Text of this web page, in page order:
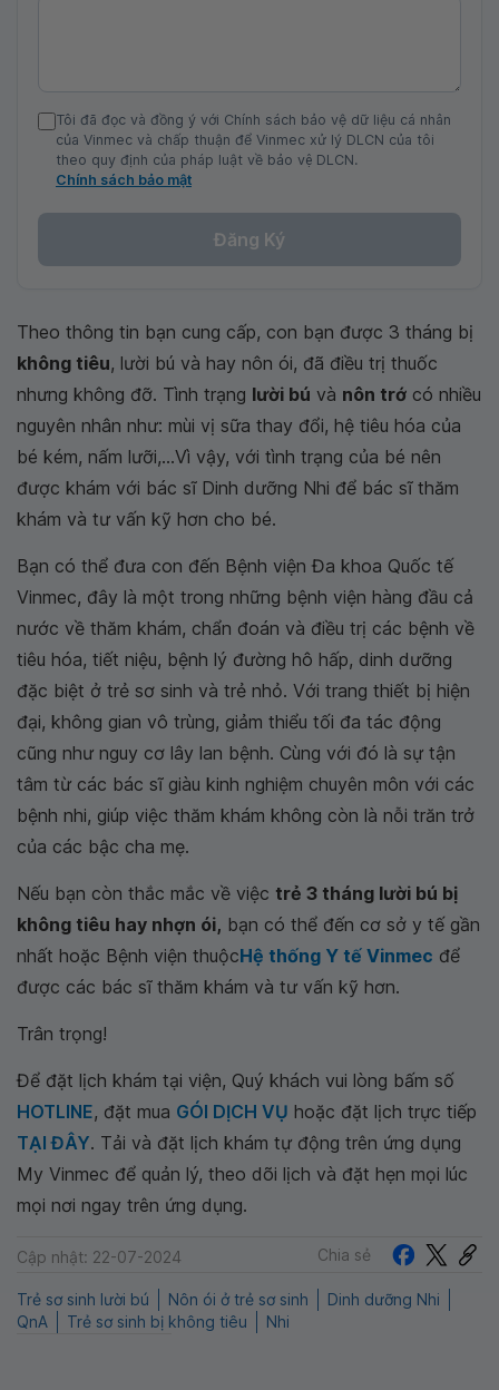
Tôi đã đọc và đồng ý với Chính sách bảo vệ dữ liệu cá nhân
của Vinmec và chấp thuận để Vinmec xử lý DLCN của tôi
theo quy định của pháp luật về bảo vệ DLCN.
Chính sách bảo mật
Đăng Ký
Theo thông tin bạn cung cấp, con bạn được 3 tháng bị
không tiêu, lười bú và hay nôn ói, đã điều trị thuốc
nhưng không đỡ. Tình trạng lười bú và nôn trớ có nhiều
nguyên nhân như: mùi vị sữa thay đổi, hệ tiêu hóa của
bé kém, nấm lưỡi,...Vì vậy, với tình trạng của bé nên
được khám với bác sĩ Dinh dưỡng Nhi để bác sĩ thăm
khám và tư vấn kỹ hơn cho bé.
Bạn có thể đưa con đến Bệnh viện Đa khoa Quốc tế
Vinmec, đây là một trong những bệnh viện hàng đầu cả
nước về thăm khám, chẩn đoán và điều trị các bệnh về
tiêu hóa, tiết niệu, bệnh lý đường hô hấp, dinh dưỡng
đặc biệt ở trẻ sơ sinh và trẻ nhỏ. Với trang thiết bị hiện
đại, không gian vô trùng, giảm thiểu tối đa tác động
cũng như nguy cơ lây lan bệnh. Cùng với đó là sự tận
tâm từ các bác sĩ giàu kinh nghiệm chuyên môn với các
bệnh nhi, giúp việc thăm khám không còn là nỗi trăn trở
của các bậc cha mẹ.
Nếu bạn còn thắc mắc về việc trẻ 3 tháng lười bú bị
không tiêu hay nhợn ói, bạn có thể đến cơ sở y tế gần
nhất hoặc Bệnh viện thuộcHệ thống Y tế Vinmec để
được các bác sĩ thăm khám và tư vấn kỹ hơn.
Trân trọng!
Để đặt lịch khám tại viện, Quý khách vui lòng bấm số
HOTLINE, đặt mua GÓI DỊCH VỤ hoặc đặt lịch trực tiếp
TẠI ĐÂY. Tải và đặt lịch khám tự động trên ứng dụng
My Vinmec để quản lý, theo dõi lịch và đặt hẹn mọi lúc
mọi nơi ngay trên ứng dụng.
Cập nhật: 22-07-2024 Chia sẻ
Trẻ sơ sinh lười bú Nôn ói ở trẻ sơ sinh
Dinh dưỡng Nhi
QnA
Trẻ sơ sinh bị không tiêu Nhi